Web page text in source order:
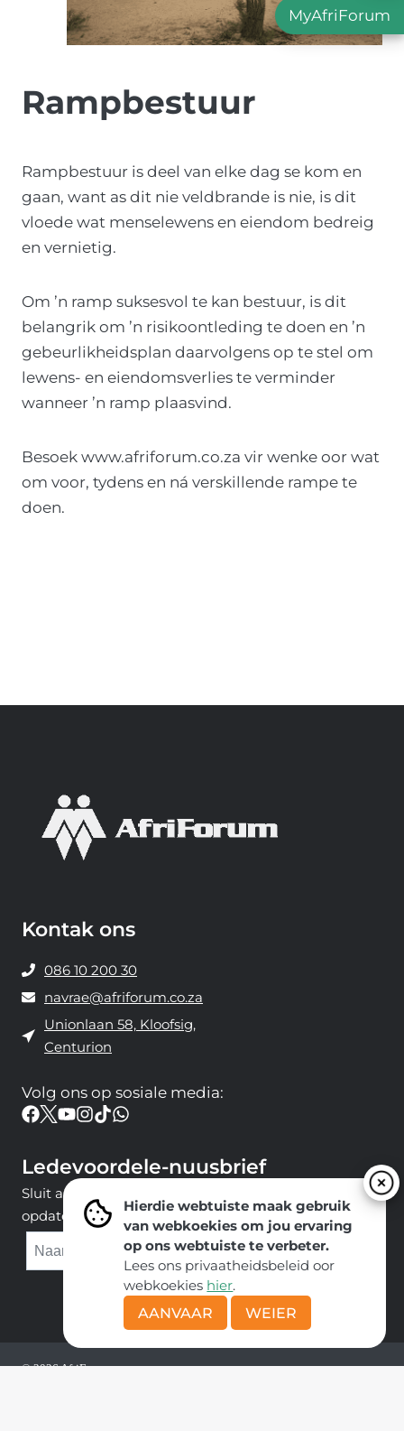
Hierdie webtuiste maak gebruik
van webkoekies om jou ervaring
op ons webtuiste te verbeter.
Lees ons privaatheidsbeleid oor
webkoekies hier.
AANVAAR
WEIER
Rampbestuur
Rampbestuur is deel van elke dag se kom en
gaan, want as dit nie veldbrande is nie, is dit
vloede wat menselewens en eiendom bedreig
en vernietig.
Om ’n ramp suksesvol te kan bestuur, is dit
belangrik om ’n risikoontleding te doen en ’n
gebeurlikheidsplan daarvolgens op te stel om
lewens- en eiendomsverlies te verminder
wanneer ’n ramp plaasvind.
Besoek www.afriforum.co.za vir wenke oor wat
om voor, tydens en ná verskillende rampe te
doen.
Kontak ons
086 10 200 30
navrae@afriforum.co.za
Unionlaan 58, Kloofsig,
Centurion
Volg ons ​​op sosiale media:
Ledevoordele-nuusbrief
Sluit aan by ons e-poslys om die nuutste nuus en
opdaterings van ons span te ontvang.
DIEN IN
© 2026 AfriForum
MyAfriForum